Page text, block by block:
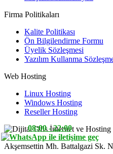
08:00 - 22:00
Firma Politikaları
Kalite Politikası
Ön Bilgilendirme Formu
Üyelik Sözleşmesi
Yazılım Kullanma
Web Hosting
Linux Hosting
Windows Hosting
Reseller Hosting
Akşemsettin Mh. Battalgazi Sk.